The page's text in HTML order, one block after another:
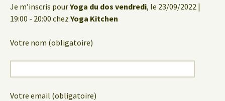
Je m’inscris pourYoga du dos vendredi, le 23/09/2022 |
19:00 - 20:00 chez Yoga Kitchen
Votre nom (obligatoire)
Votre email (obligatoire)